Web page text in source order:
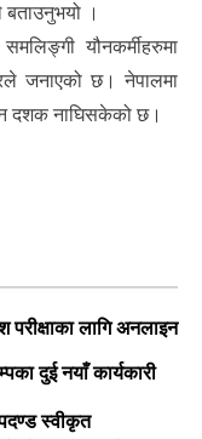
।
यौनकर्मीहरुमा
जनाएको छ। नेपालमा
दशक नाघिसकेको छ।
लागि अनलाइन
दुई नयाँ कार्यकारी
स्वीकृत